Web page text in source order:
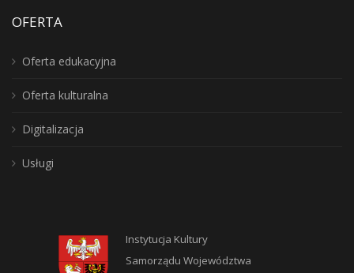
OFERTA
Oferta edukacyjna
Oferta kulturalna
Digitalizacja
Usługi
Instytucja Kultury
Samorządu Województwa